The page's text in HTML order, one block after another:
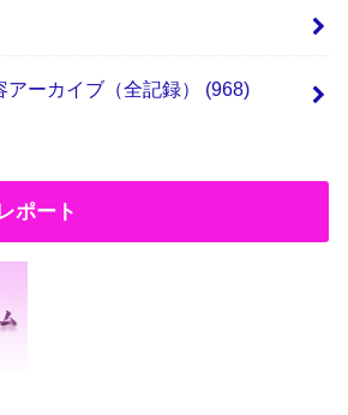
ーカイブ（全記録） (968)
ポート